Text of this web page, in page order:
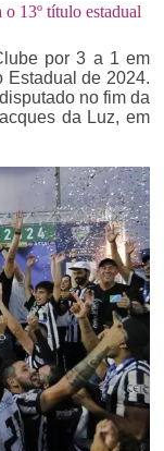
13º título estadual
por 3 a 1 em
Estadual de 2024.
no fim da
da Luz, em